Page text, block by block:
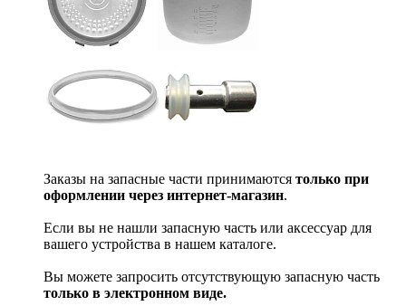
Заказы на запасные части принимаются только при
оформлении через интернет-магазин.
Если вы не нашли запасную часть или аксессуар для
вашего устройства в нашем каталоге.
Вы можете запросить отсутствующую запасную часть
только в электронном виде.